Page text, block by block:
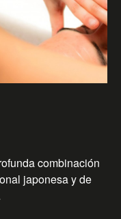
combinación
japonesa y de